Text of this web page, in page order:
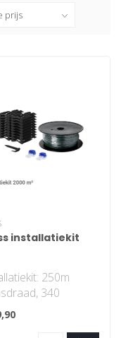
installatiekit
250m
340
2